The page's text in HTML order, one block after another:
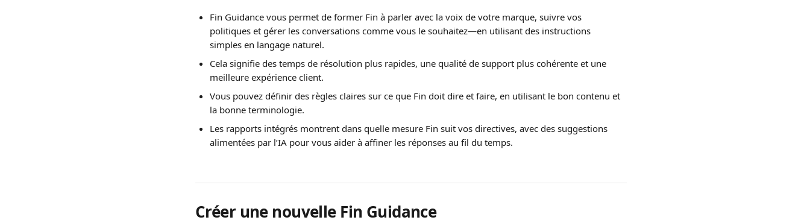
Fin Guidance vous permet de former Fin à parler avec la voix de votre marque, suivre vos
politiques et gérer les conversations comme vous le souhaitez—en utilisant des instructions
simples en langage naturel.
Cela signifie des temps de résolution plus rapides, une qualité de support plus cohérente et une
meilleure expérience client.
Vous pouvez définir des règles claires sur ce que Fin doit dire et faire, en utilisant le bon contenu et
la bonne terminologie.
Les rapports intégrés montrent dans quelle mesure Fin suit vos directives, avec des suggestions
alimentées par l’IA pour vous aider à affiner les réponses au fil du temps.
Créer une nouvelle Fin Guidance